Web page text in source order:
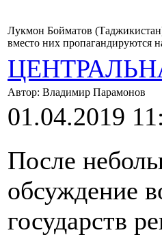
Лукмон Бойматов
вместо них пропагандируются
Автор: Владимир Парамонов
01.04.2019
После
обсуждение
государств